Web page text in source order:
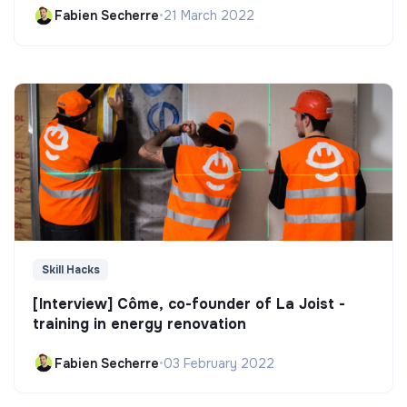
Fabien Secherre•21 March 2022
Skill Hacks
[Interview] Côme, co-founder of La Joist -
training in energy renovation
Fabien Secherre•03 February 2022